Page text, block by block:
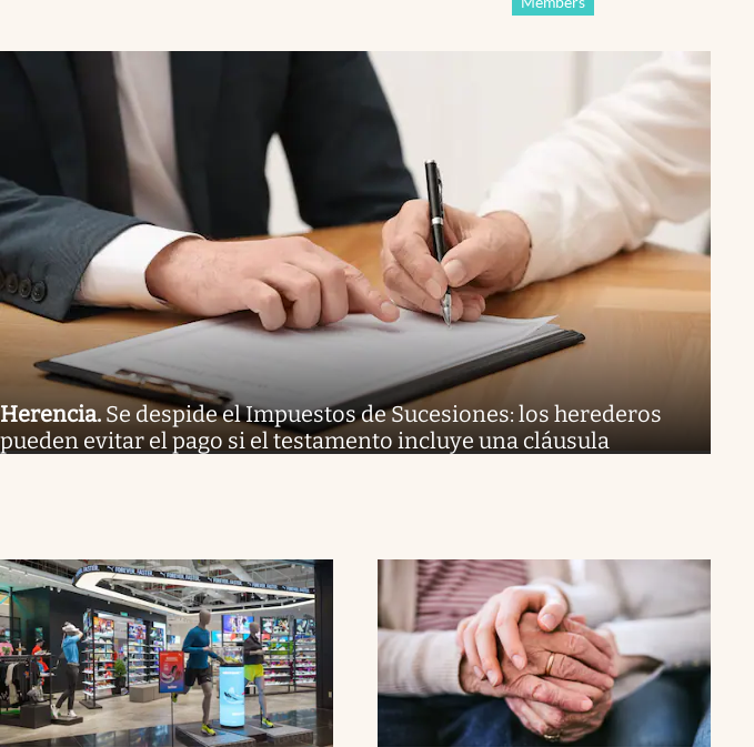
Herencia. Se despide el Impuestos de Sucesiones: los herederos
pueden evitar el pago si el testamento incluye una cláusula